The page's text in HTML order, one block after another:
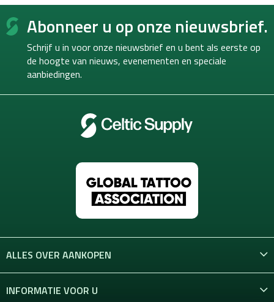
F
Abonneer u op onze nieuwsbrief.
Schrijf u in voor onze nieuwsbrief en u bent als eerste op
de hoogte van nieuws, evenementen en speciale
aanbiedingen.
ALLES OVER AANKOPEN
INFORMATIE VOOR U